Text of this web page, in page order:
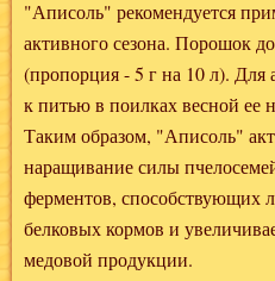
"Аписоль" рекомендуется
активного сезона. Порошок
(пропорция - 5 г на 10 л). Для
к питью в поилках весной ее
Таким образом, "Аписоль"
наращивание силы
ферментов, способствующих
белковых кормов и
медовой продукции.